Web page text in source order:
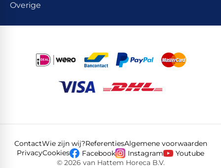
Overige
ContactWie zijn wij?ReferentiesAlgemene voorwaarden
PrivacyCookies Facebook Instagram
Youtube
© 2026 van Hattem Horeca B.V.